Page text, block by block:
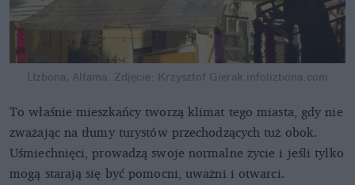
LIzbona, Alfama. Zdjęcie: Krzysztof Gierak infolizbona.com
To właśnie mieszkańcy tworzą klimat tego miasta, gdy nie
zważając na tłumy turystów przechodzących tuż obok.
Uśmiechnięci, prowadzą swoje normalne życie i jeśli tylko
mogą starają się być pomocni, uważni i otwarci.